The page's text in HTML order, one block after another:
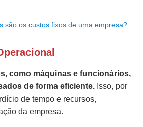
são os custos fixos de uma empresa?
como máquinas e funcionários,
de forma eficiente. Isso, por
de tempo e recursos,
da empresa.